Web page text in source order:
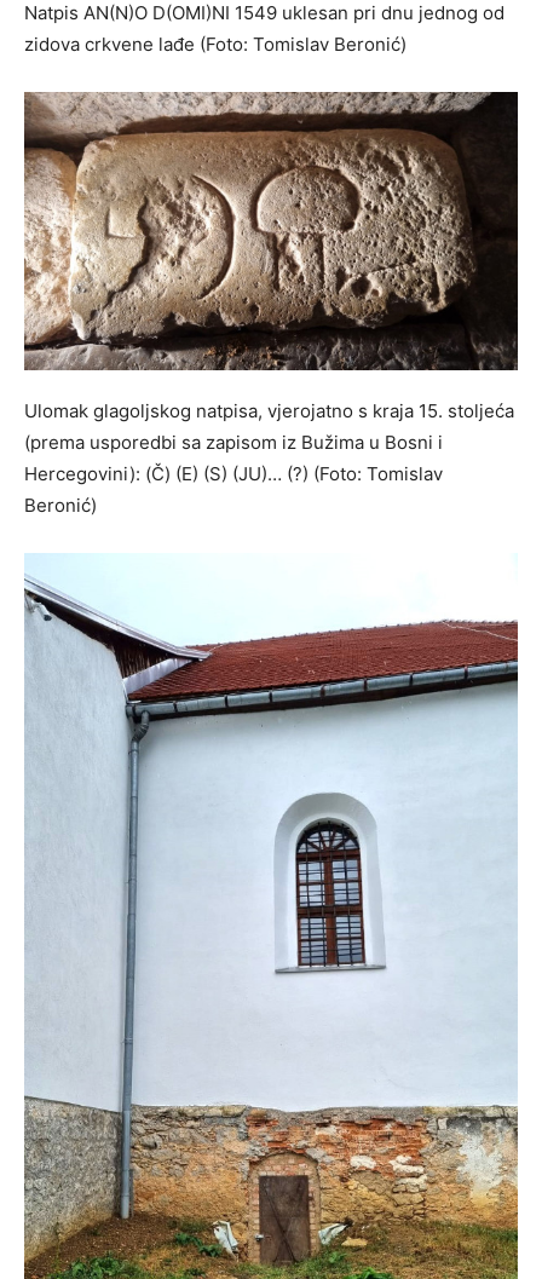
Natpis AN(N)O D(OMI)NI 1549 uklesan pri dnu jednog od
zidova crkvene lađe (Foto: Tomislav Beronić)
Ulomak glagoljskog natpisa, vjerojatno s kraja 15. stoljeća
(prema usporedbi sa zapisom iz Bužima u Bosni i
Hercegovini): (Č) (E) (S) (JU)… (?) (Foto: Tomislav
Beronić)